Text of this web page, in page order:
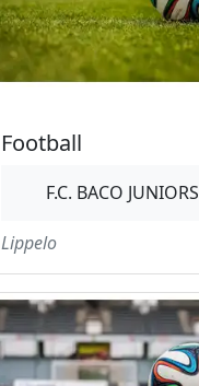
Football
F.C. BACO JUNIORS
Lippelo